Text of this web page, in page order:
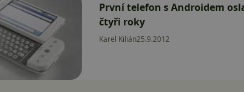
První telefon s Androidem
čtyři roky
Karel Kilián25.9.2012